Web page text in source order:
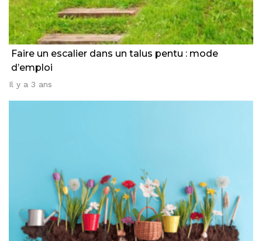
Faire un escalier dans un talus pentu : mode
d’emploi
Il y a 3 ans